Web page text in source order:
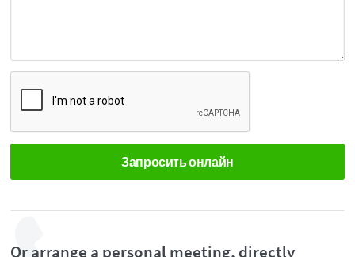
Or arrange a personal meeting, directly